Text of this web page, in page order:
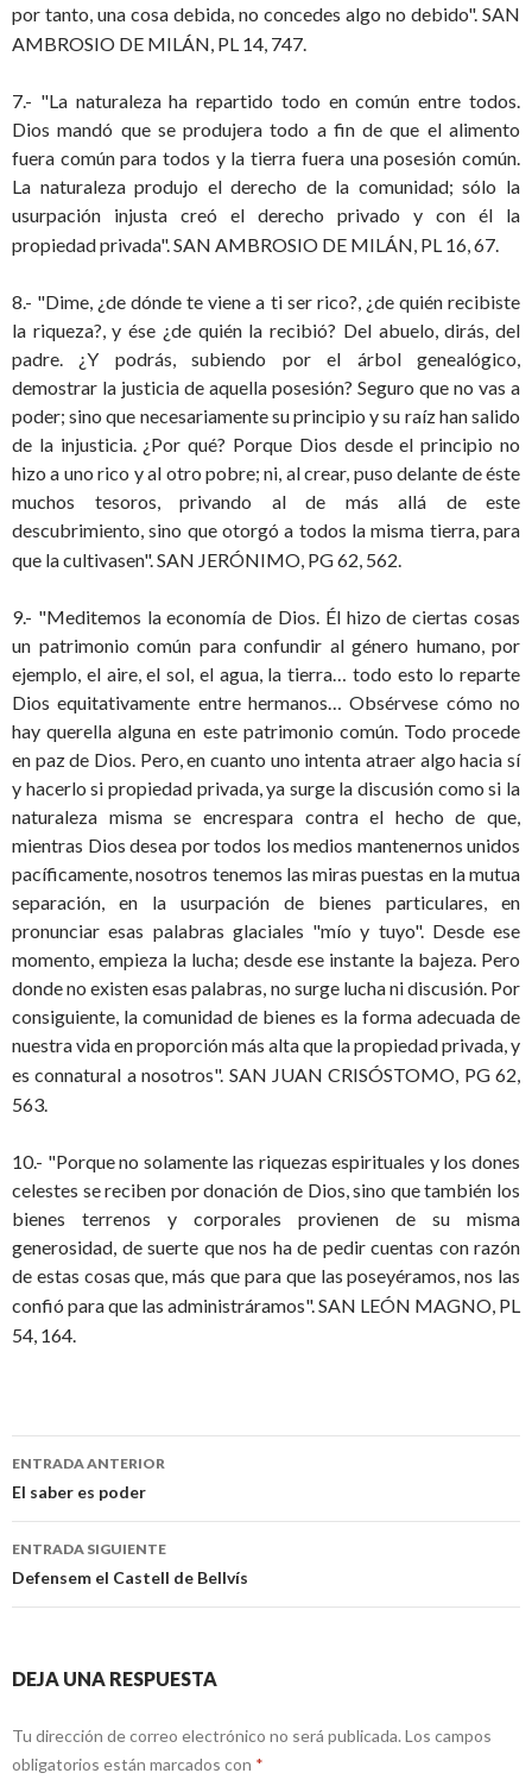
por tanto, una cosa debida, no concedes algo no debido". SAN
AMBROSIO DE MILÁN, PL 14, 747.
7.- "La naturaleza ha repartido todo en común entre todos.
Dios mandó que se produjera todo a fin de que el alimento
fuera común para todos y la tierra fuera una posesión común.
La naturaleza produjo el derecho de la comunidad; sólo la
usurpación injusta creó el derecho privado y con él la
propiedad privada".SAN AMBROSIO DE MILÁN, PL 16, 67.
8.- "Dime, ¿de dónde te viene a ti ser rico?, ¿de quién recibiste
la riqueza?, y ése ¿de quién la recibió? Del abuelo, dirás, del
padre. ¿Y podrás, subiendo por el árbol genealógico,
demostrar la justicia de aquella posesión? Seguro que no vas a
poder; sino que necesariamente su principio y su raíz han salido
de la injusticia. ¿Por qué? Porque Dios desde el principio no
hizo a uno rico y al otro pobre; ni, al crear, puso delante de éste
muchos tesoros, privando al de más allá de este
descubrimiento, sino que otorgó a todos la misma tierra, para
que la cultivasen".SAN JERÓNIMO, PG 62, 562.
9.- "Meditemos la economía de Dios. Él hizo de ciertas cosas
un patrimonio común para confundir al género humano, por
ejemplo, el aire, el sol, el agua, la tierra… todo esto lo reparte
Dios equitativamente entre hermanos… Obsérvese cómo no
hay querella alguna en este patrimonio común. Todo procede
en paz de Dios. Pero, en cuanto uno intenta atraer algo hacia sí
y hacerlo si propiedad privada, ya surge la discusión como si la
naturaleza misma se encrespara contra el hecho de que,
mientras Dios desea por todos los medios mantenernos unidos
pacíficamente, nosotros tenemos las miras puestas en la mutua
separación, en la usurpación de bienes particulares, en
pronunciar esas palabras glaciales "mío y tuyo". Desde ese
momento, empieza la lucha; desde ese instante la bajeza. Pero
donde no existen esas palabras, no surge lucha ni discusión. Por
consiguiente, la comunidad de bienes es la forma adecuada de
nuestra vida en proporción más alta que la propiedad privada, y
es connatural a nosotros". SAN JUAN CRISÓSTOMO, PG 62,
563.
10.- "Porque no solamente las riquezas espirituales y los dones
celestes se reciben por donación de Dios, sino que también los
bienes terrenos y corporales provienen de su misma
generosidad, de suerte que nos ha de pedir cuentas con razón
de estas cosas que, más que para que las poseyéramos, nos las
confió para que las administráramos".SAN LEÓN MAGNO, PL
54, 164.
Navegación
de
entradas
ENTRADA ANTERIOR
El saber es poder
ENTRADA SIGUIENTE
Defensem el Castell de Bellvís
DEJA UNA RESPUESTA
Tu dirección de correo electrónico no será publicada. Los campos
obligatorios están marcados con *